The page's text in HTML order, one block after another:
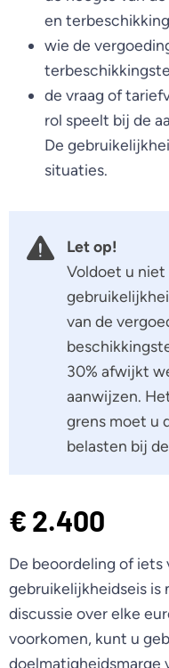
en
wie de
de vraag of
rol speelt bij de
De
situaties.
Let op!
Voldoet u niet
van de
30% afwijkt
aanwijzen.
grens moet u
belasten bij
€ 2.400
De beoordeling of iets
gebruikelijkheidseis is
discussie over elke
voorkomen, kunt u
doelmatigheidsmarge